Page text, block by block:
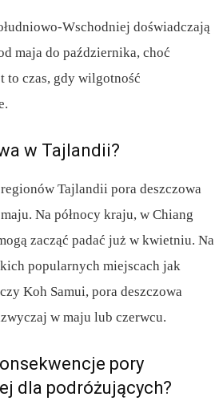
Wschodniej doświadczają
maja do października, choć
to czas, gdy wilgotność
w Tajlandii?
Tajlandii pora deszczowa
Na północy kraju, w Chiang
zacząć padać już w kwietniu. Na
popularnych miejscach jak
Koh Samui, pora deszczowa
w maju lub czerwcu.
pory
dla podróżujących?